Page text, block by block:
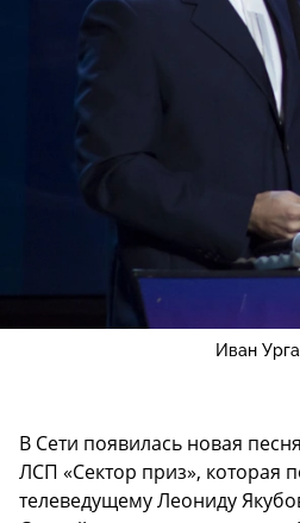
Иван
В Сети появилась новая
ЛСП «Сектор приз», которая
телеведущему Леониду